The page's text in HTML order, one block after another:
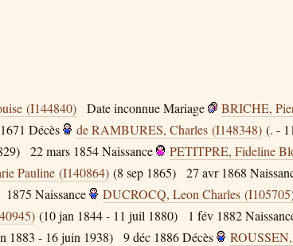
(I144840) Date inconnueMariage BRICHE,
Décès de RAMBURES, Charles (I148348) (. -
22 mars 1854Naissance PETITPRE, Fideline
Pauline (I140864) (8 sep 1865) 27 avr 1868
1875 Naissance DUCROCQ, Leon Charles
(10 jan 1844 - 11 juil 1880) 1 fév 1882
1883 - 16 juin 1938) 9 déc 1886Décès